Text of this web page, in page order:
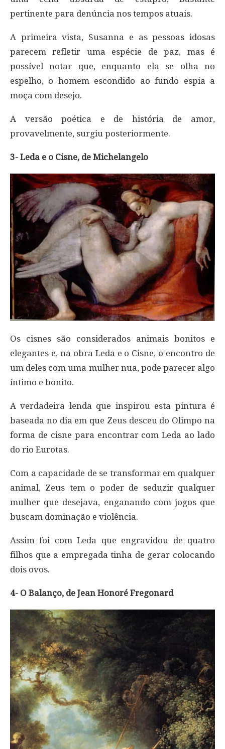
pertinente para denúncia nos tempos atuais.
A primeira vista, Susanna e as pessoas idosas
parecem refletir uma espécie de paz, mas é
possível notar que, enquanto ela se olha no
espelho, o homem escondido ao fundo espia a
moça com desejo.
A versão poética e de história de amor,
provavelmente, surgiu posteriormente.
3- Leda e o Cisne, de Michelangelo
Os cisnes são considerados animais bonitos e
elegantes e, na obra Leda e o Cisne, o encontro de
um deles com uma mulher nua, pode parecer algo
íntimo e bonito.
A verdadeira lenda que inspirou esta pintura é
baseada no dia em que Zeus desceu do Olimpo na
forma de cisne para encontrar com Leda ao lado
do rio Eurotas.
Com a capacidade de se transformar em qualquer
animal, Zeus tem o poder de seduzir qualquer
mulher que desejava, enganando com jogos que
buscam dominação e violência.
Assim foi com Leda que engravidou de quatro
filhos que a empregada tinha de gerar colocando
dois ovos.
4- O Balanço, de Jean Honoré Fregonard